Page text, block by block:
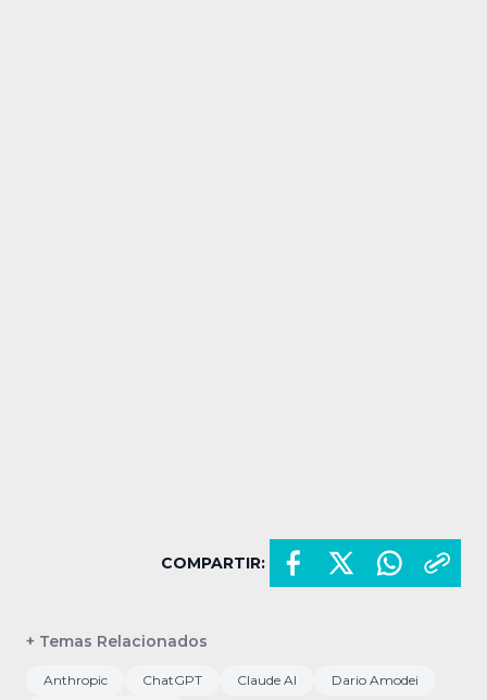
COMPARTIR:
+ Temas Relacionados
Anthropic ChatGPT Claude AI
Dario Amodei